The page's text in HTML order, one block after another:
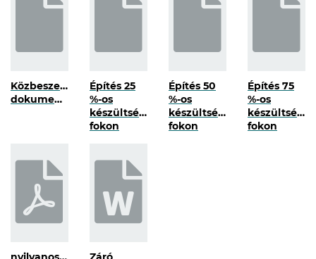
Közbeszerzési
dokumentumok
Építés 25
%-os
készültségi
fokon
Építés 50
%-os
készültségi
fokon
Építés 75
%-os
készültségi
fokon